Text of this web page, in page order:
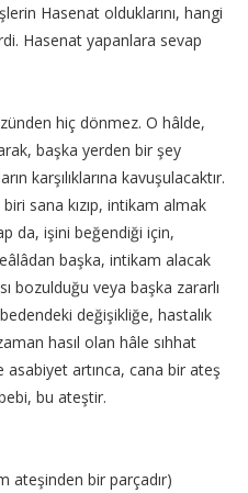
Hasenat olduklarını, hangi
Hasenat yapanlara sevap
hiç dönmez. O hâlde,
başka yerden bir şey
karşılıklarına kavuşulacaktır.
sana kızıp, intikam almak
da, işini beğendiği için,
başka, intikam alacak
bozulduğu veya başka zararlı
değişikliğe, hastalık
hasıl olan hâle sıhhat
artınca, cana bir ateş
bu ateştir.
ateşinden bir parçadır)